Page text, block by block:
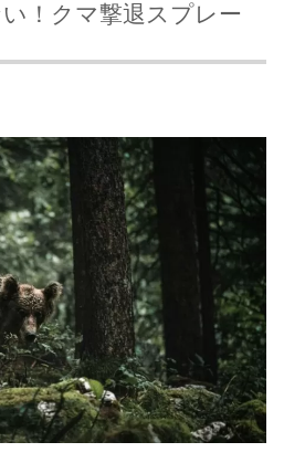
！クマ撃退スプレー